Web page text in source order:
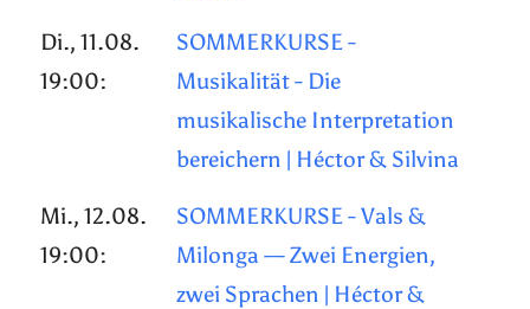
Di., 11.08.
19:00:
SOMMERKURSE -
Musikalität - Die
musikalische Interpretation
bereichern | Héctor & Silvina
Mi., 12.08.
19:00:
SOMMERKURSE - Vals &
Milonga — Zwei Energien,
zwei Sprachen | Héctor &